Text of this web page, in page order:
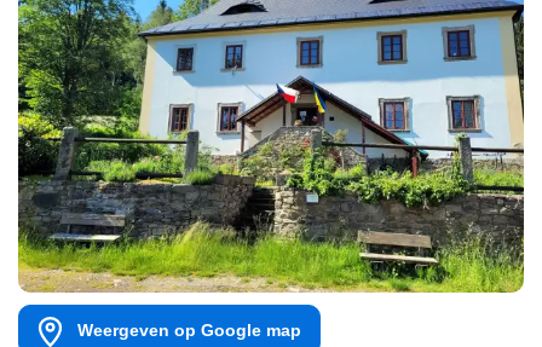
Weergeven op Google map